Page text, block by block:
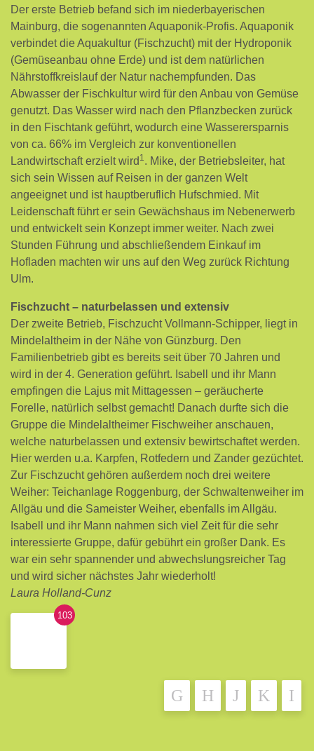
Der erste Betrieb befand sich im niederbayerischen
Mainburg, die sogenannten Aquaponik-Profis. Aquaponik
verbindet die Aquakultur (Fischzucht) mit der Hydroponik
(Gemüseanbau ohne Erde) und ist dem natürlichen
Nährstoffkreislauf der Natur nachempfunden. Das
Abwasser der Fischkultur wird für den Anbau von Gemüse
genutzt. Das Wasser wird nach den Pflanzbecken zurück
in den Fischtank geführt, wodurch eine Wasserersparnis
von ca. 66% im Vergleich zur konventionellen
Landwirtschaft erzielt wird 1. Mike, der Betriebsleiter, hat
sich sein Wissen auf Reisen in der ganzen Welt
angeeignet und ist hauptberuflich Hufschmied. Mit
Leidenschaft führt er sein Gewächshaus im Nebenerwerb
und entwickelt sein Konzept immer weiter. Nach zwei
Stunden Führung und abschließendem Einkauf im
Hofladen machten wir uns auf den Weg zurück Richtung
Ulm.
Fischzucht – naturbelassen und extensiv
Der zweite Betrieb, Fischzucht Vollmann-Schipper, liegt in
Mindelaltheim in der Nähe von Günzburg. Den
Familienbetrieb gibt es bereits seit über 70 Jahren und
wird in der 4. Generation geführt. Isabell und ihr Mann
empfingen die Lajus mit Mittagessen – geräucherte
Forelle, natürlich selbst gemacht! Danach durfte sich die
Gruppe die Mindelaltheimer Fischweiher anschauen,
welche naturbelassen und extensiv bewirtschaftet werden.
Hier werden u.a. Karpfen, Rotfedern und Zander gezüchtet.
Zur Fischzucht gehören außerdem noch drei weitere
Weiher: Teichanlage Roggenburg, der Schwaltenweiher im
Allgäu und die Sameister Weiher, ebenfalls im Allgäu.
Isabell und ihr Mann nahmen sich viel Zeit für die sehr
interessierte Gruppe, dafür gebührt ein großer Dank. Es
war ein sehr spannender und abwechslungsreicher Tag
und wird sicher nächstes Jahr wiederholt!
Laura Holland-Cunz
103